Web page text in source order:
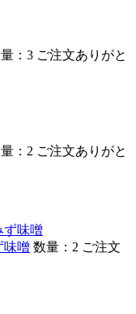
：3 ご注文ありがと
：2 ご注文ありがと
味噌 数量：2 ご注文